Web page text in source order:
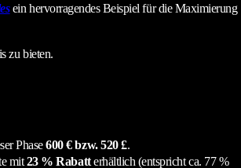
ein hervorragendes Beispiel für die Maximierung
zu bieten.
Phase600 € bzw. 520 £.
mit23 % Rabatterhältlich (entspricht ca. 77 %